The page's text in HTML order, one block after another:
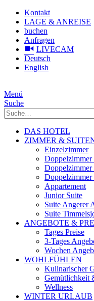
Kontakt
LAGE & ANREISE
buchen
Anfragen
LIVECAM
Deutsch
English
Menü
Suche
Suche
DAS HOTEL
ZIMMER &
Einzelzimmer
Doppelzimmer
Doppelzimmer
Appartement
Junior Suite
Suite Angerer
Suite
ANGEBOTE &
Tages Preise
3-Tages
Wochen
WOHLFÜHLEN
Kulinarischer
Gemütlichkeit
Wellness
WINTER URLAUB